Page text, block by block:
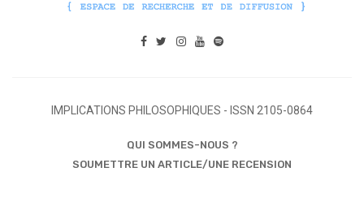
IMPLICATIONS PHILOSOPHIQUES - ISSN 2105-0864
QUI SOMMES-NOUS ?
SOUMETTRE UN ARTICLE/UNE RECENSION